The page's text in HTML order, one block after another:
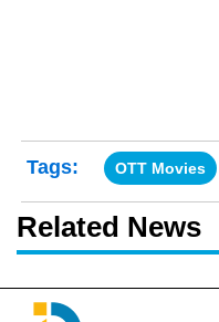
Tags: OTT Movies
Related News